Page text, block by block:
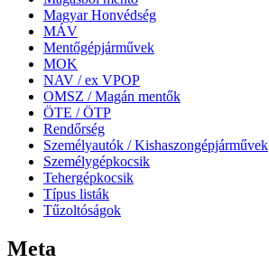
Magyar Honvédség
MÁV
Mentőgépjárművek
MOK
NAV / ex VPOP
OMSZ / Magán mentők
ÖTE / ÖTP
Rendőrség
Személyautók / Kishaszongépjárművek
Személygépkocsik
Tehergépkocsik
Típus listák
Tűzoltóságok
Meta